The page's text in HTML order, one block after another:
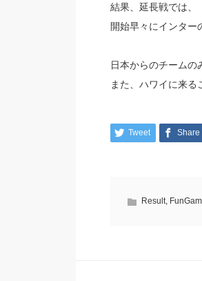
結果、延長戦では、
開始早々にインター
日本からのチームの
また、ハワイに来る
Tweet Share
Result,